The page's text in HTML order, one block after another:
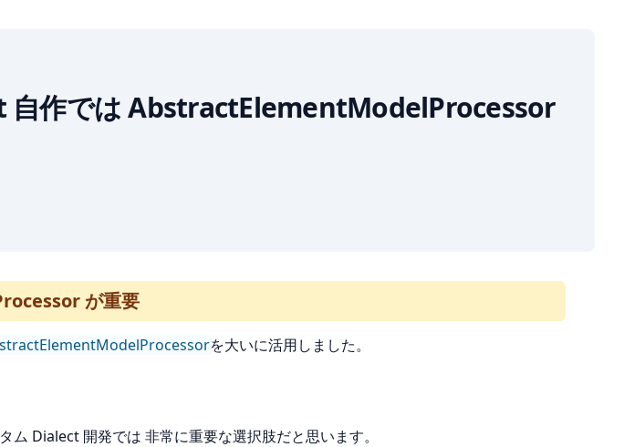
作では AbstractElementModelProcessor
が重要
を大いに活用しました。
ム Dialect 開発では 非常に重要な選択肢だと思います。